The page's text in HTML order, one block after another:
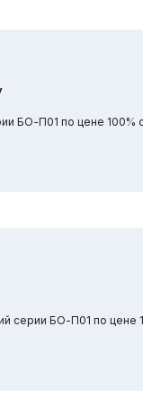
БО-П01 по цене 100%
БО-П01 по цене